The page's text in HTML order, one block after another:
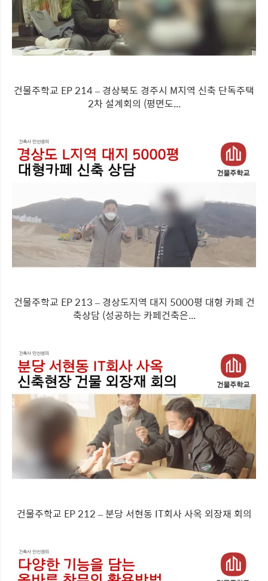
건물주학교 EP 214 – 경상북도 경주시 M지역 신축 단독주택
2차 설계회의 (평면도...
건물주학교 EP 213 – 경상도지역 대지 5000평 대형 카페 건
축상담 (성공하는 카페건축은...
건물주학교 EP 212 – 분당 서현동 IT회사 사옥 외장재 회의